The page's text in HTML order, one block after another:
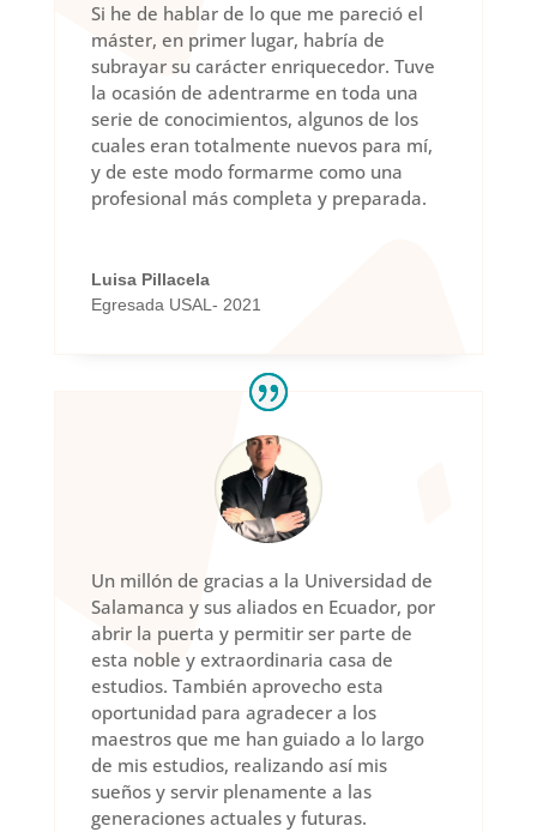
Si he de hablar de lo que me pareció el
máster, en primer lugar, habría de
subrayar su carácter enriquecedor. Tuve
la ocasión de adentrarme en toda una
serie de conocimientos, algunos de los
cuales eran totalmente nuevos para mí,
y de este modo formarme como una
profesional más completa y preparada.
Luisa Pillacela
Egresada USAL- 2021
Un millón de gracias a la Universidad de
Salamanca y sus aliados en Ecuador, por
abrir la puerta y permitir ser parte de
esta noble y extraordinaria casa de
estudios. También aprovecho esta
oportunidad para agradecer a los
maestros que me han guiado a lo largo
de mis estudios, realizando así mis
sueños y servir plenamente a las
generaciones actuales y futuras.